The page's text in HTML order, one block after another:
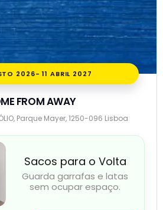
2026- 11 ABRIL 2027
FROM AWAY
Parque Mayer, 1250-096 Lisboa
Sacos para o Volta
Guarda garrafas e latas
sem ocupar espaço.